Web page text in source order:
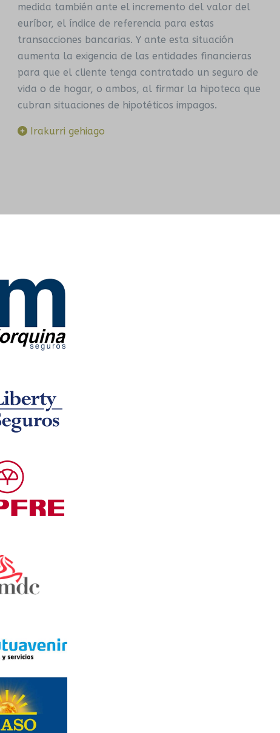
medida también ante el incremento del valor del
euríbor, el índice de referencia para estas
transacciones bancarias. Y ante esta situación
aumenta la exigencia de las entidades financieras
para que el cliente tenga contratado un seguro de
vida o de hogar, o ambos, al firmar la hipoteca que
cubran situaciones de hipotéticos impagos.
Irakurri gehiago